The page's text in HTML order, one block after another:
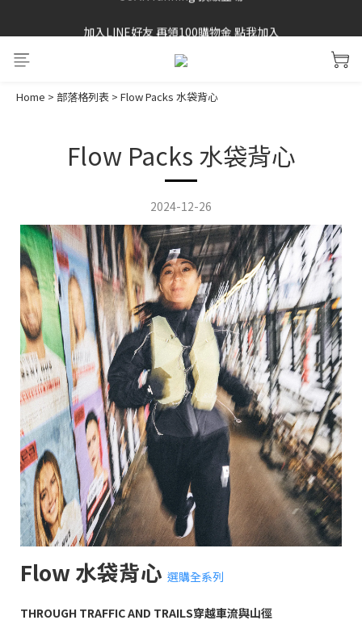
SAYSKY 26'春夏兩件85折
Home > 部落格列表 > Flow Packs 水袋背心
Flow Packs 水袋背心
2024-12-26
Flow 水袋背心 選購全系列
THROUGH TRAFFIC AND TRAILS穿越車流與山徑